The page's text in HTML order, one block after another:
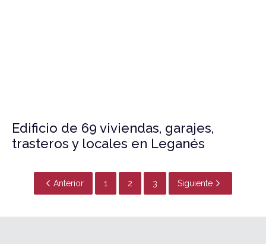
Edificio de 69 viviendas, garajes,
trasteros y locales en Leganés
Anterior 1 2 3 Siguiente